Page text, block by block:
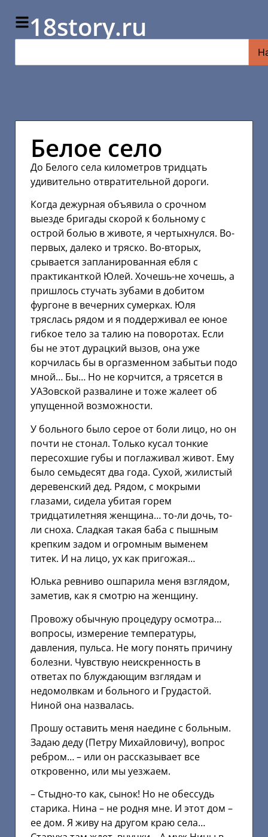
18story.ru
Белое село
До Белого села километров тридцать
удивительно отвратительной дороги.
Когда дежурная объявила о срочном
выезде бригады скорой к больному с
острой болью в животе, я чертыхнулся. Во-
первых, далеко и тряско. Во-вторых,
срывается запланированная ебля с
практиканткой Юлей. Хочешь-не хочешь, а
пришлось стучать зубами в добитом
фургоне в вечерних сумерках. Юля
тряслась рядом и я поддерживал ее юное
гибкое тело за талию на поворотах. Если
бы не этот дурацкий вызов, она уже
корчилась бы в оргазменном забытьи подо
мной… Бы… Но не корчится, а трясется в
УАЗовской развалине и тоже жалеет об
упущенной возможности.
У больного было серое от боли лицо, но он
почти не стонал. Только кусал тонкие
пересохшие губы и поглаживал живот. Ему
было семьдесят два года. Сухой, жилистый
деревенский дед. Рядом, с мокрыми
глазами, сидела убитая горем
тридцатилетняя женщина… то-ли дочь, то-
ли сноха. Сладкая такая баба с пышным
крепким задом и огромным выменем
титек. И на лицо, ух как пригожая…
Юлька ревниво ошпарила меня взглядом,
заметив, как я смотрю на женщину.
Провожу обычную процедуру осмотра…
вопросы, измерение температуры,
давления, пульса. Не могу понять причину
болезни. Чувствую неискренность в
ответах по блуждающим взглядам и
недомолвкам и больного и Грудастой.
Ниной она назвалась.
Прошу оставить меня наедине с больным.
Задаю деду (Петру Михайловичу), вопрос
ребром… – или он рассказывает все
откровенно, или мы уезжаем.
– Стыдно-то как, сынок! Но не обессудь
старика. Нина – не родня мне. И этот дом –
ее дом. Я живу на другом краю села…